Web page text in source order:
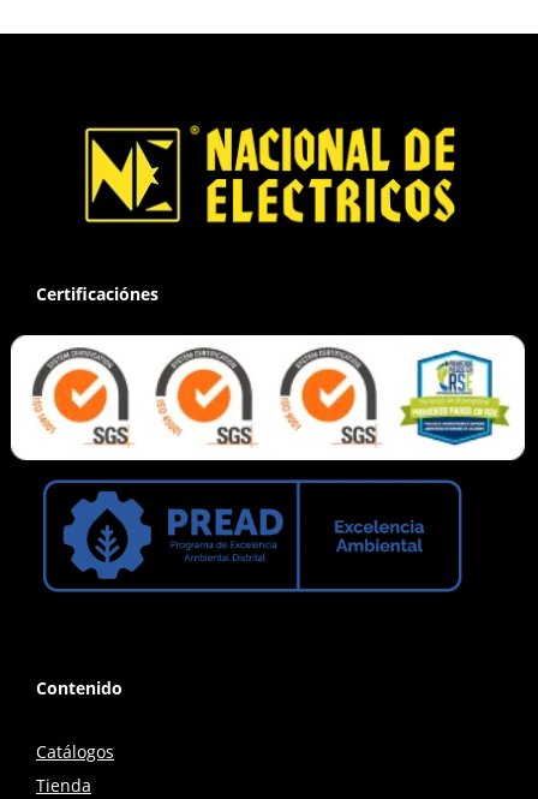
Certificaciónes
Contenido
Catálogos
Tienda